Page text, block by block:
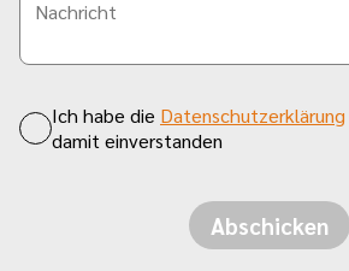
Ich habe die Datenschutzerklärung
damit einverstanden
Abschicken